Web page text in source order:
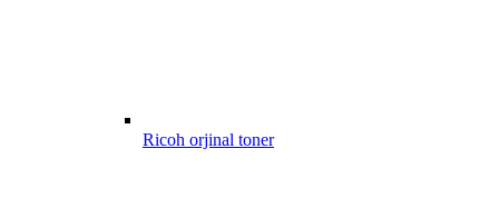
Ricoh orjinal toner